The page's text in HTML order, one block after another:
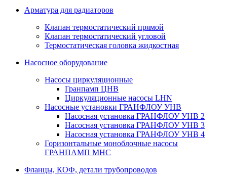
Арматура для радиаторов
Клапан термостатический прямой
Клапан термостатический угловой
Термостатическая головка жидкостная
Насосное оборудование
Насосы циркуляционные
Гранпамп ЦНВ
Циркуляционные насосы LHN
Насосные установки ГРАНФЛОУ УНВ
Насосная установка ГРАНФЛОУ УНВ 2
Насосная установка ГРАНФЛОУ УНВ 3
Насосная установка ГРАНФЛОУ УНВ 4
Горизонтальные моноблочные насосы
ГРАНПАМП МНС
Фланцы, КОФ, детали трубопроводов